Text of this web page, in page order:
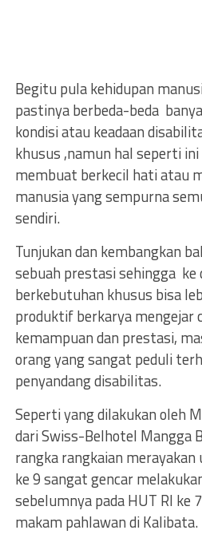
Begitu pula kehidupan
pastinya berbeda-beda
kondisi atau keadaan
khusus ,namun hal seperti
membuat berkecil hati atau
manusia yang sempurna
sendiri.
Tunjukan dan kembangkan
sebuah prestasi sehingga ke
berkebutuhan khusus bisa
produktif berkarya mengejar
kemampuan dan prestasi,
orang yang sangat peduli
penyandang disabilitas.
Seperti yang dilakukan oleh
dari Swiss-Belhotel Mangga
rangka rangkaian
ke 9 sangat gencar
sebelumnya pada HUT RI ke
makam pahlawan di Kalibata.